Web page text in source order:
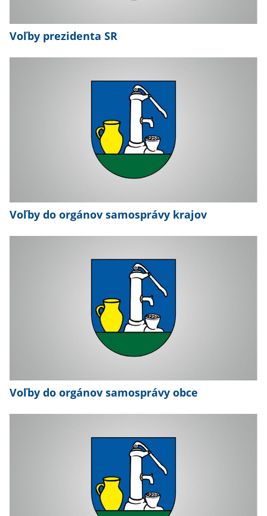
Voľby prezidenta SR
Voľby do orgánov samosprávy krajov
Voľby do orgánov samosprávy obce